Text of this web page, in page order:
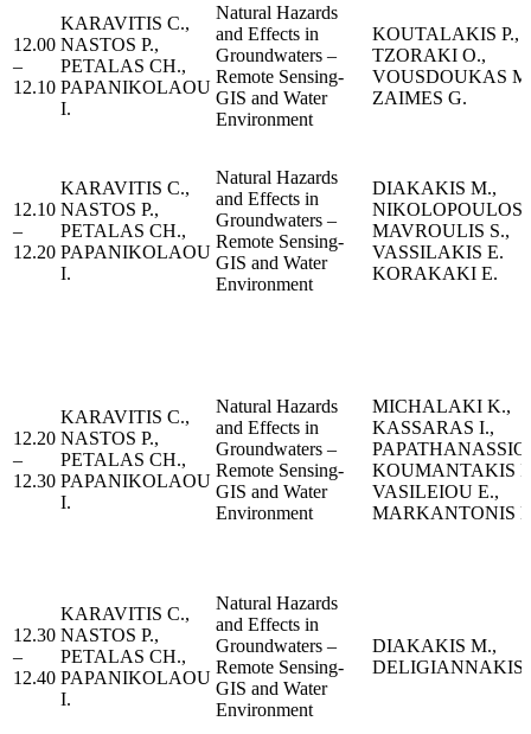
12.00
–
12.10
KARAVITIS C.,
NASTOS P.,
PETALAS CH.,
PAPANIKOLAOU
I.
Natural Hazards
and Effects in
Groundwaters –
Remote Sensing-
GIS and Water
Environment
KOUTALAKIS P.,
TZORAKI O.,
VOUSDOUKAS
ZAIMES G.
12.10
–
12.20
KARAVITIS C.,
NASTOS P.,
PETALAS CH.,
PAPANIKOLAOU
I.
Natural Hazards
and Effects in
Groundwaters –
Remote Sensing-
GIS and Water
Environment
DIAKAKIS M.,
NIKOLOPOULOS
MAVROULIS S.,
VASSILAKIS E.
KORAKAKI E.
12.20
–
12.30
KARAVITIS C.,
NASTOS P.,
PETALAS CH.,
PAPANIKOLAOU
I.
Natural Hazards
and Effects in
Groundwaters –
Remote Sensing-
GIS and Water
Environment
MICHALAKI K.,
KASSARAS I.,
KOUMANTAKIS
VASILEIOU E.,
MARKANTONIS
12.30
–
12.40
KARAVITIS C.,
NASTOS P.,
PETALAS CH.,
PAPANIKOLAOU
I.
Natural Hazards
and Effects in
Groundwaters –
Remote Sensing-
GIS and Water
Environment
DIAKAKIS M.,
DELIGIANNAKIS